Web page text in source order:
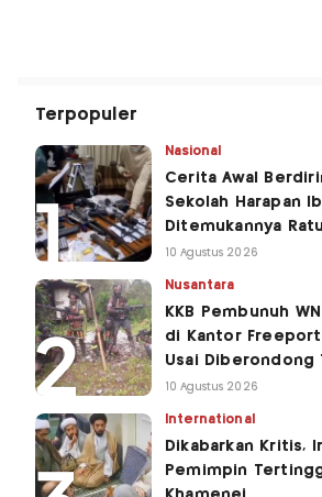
Terpopuler
Nasional
Cerita Awal
Sekolah Harapan
Ditemukannya
10 Agustus 2026
Nusantara
KKB Pembunuh
di Kantor Freeport
Usai Diberondong
10 Agustus 2026
International
Dikabarkan Kritis,
Pemimpin